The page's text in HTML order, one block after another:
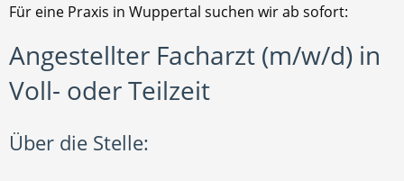
Für eine Praxis in Wuppertal suchen wir ab sofort:
Angestellter Facharzt (m/w/d) in
Voll- oder Teilzeit
Über die Stelle: